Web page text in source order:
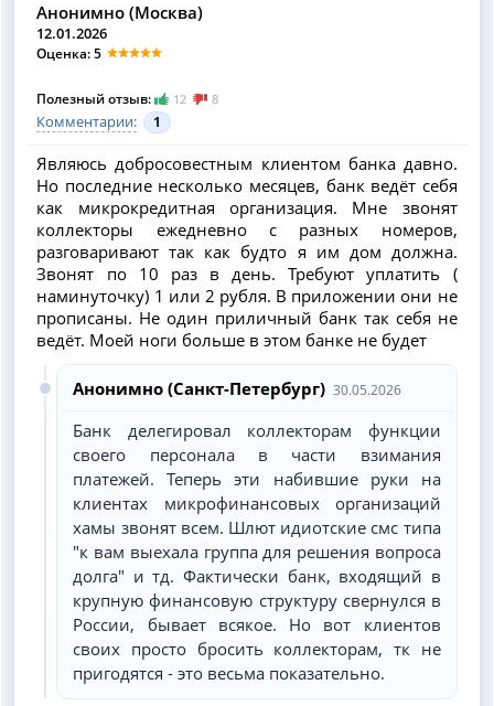
Анонимно (Москва)
12.01.2026
Оценка: 5
Полезный отзыв: 12 8
Комментарии: 1
Являюсь добросовестным клиентом банка давно.
Но последние несколько месяцев, банк ведёт себя
как микрокредитная организация. Мне звонят
коллекторы ежедневно с разных номеров,
разговаривают так как будто я им дом должна.
Звонят по 10 раз в день. Требуют уплатить (
наминуточку) 1 или 2 рубля. В приложении они не
прописаны. Не один приличный банк так себя не
ведёт. Моей ноги больше в этом банке не будет
Анонимно (Санкт-Петербург) 30.05.2026
Банк делегировал коллекторам функции
своего персонала в части взимания
платежей. Теперь эти набившие руки на
клиентах микрофинансовых организаций
хамы звонят всем. Шлют идиотские смс типа
"к вам выехала группа для решения вопроса
долга" и тд. Фактически банк, входящий в
крупную финансовую структуру свернулся в
России, бывает всякое. Но вот клиентов
своих просто бросить коллекторам, тк не
пригодятся - это весьма показательно.